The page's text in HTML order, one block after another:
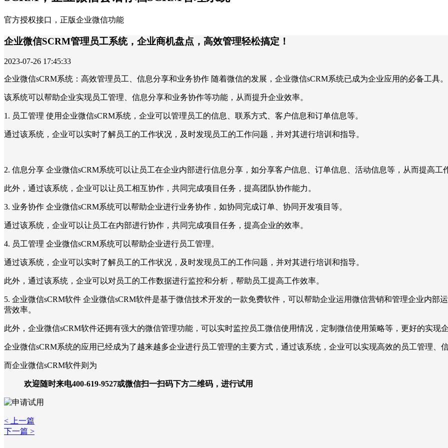
官方授权接口，正版企业微信功能
企业微信SCRM管理员工系统，企业商机盘点，高效管理轻松搞定！
2023-07-26 17:45:33
企业微信sCRM系统：高效管理员工、信息分享和业务协作 随着微信的发展，企业微信sCRM系统已成为企业应用的必备工具。
该系统可以帮助企业实现员工管理、信息分享和业务协作等功能，从而提升企业效率。
1. 员工管理 使用企业微信sCRM系统，企业可以管理员工的信息、联系方式、客户信息和订单信息等。
通过该系统，企业可以实时了解员工的工作状况，及时发现员工的工作问题，并对其进行培训和指导。
2. 信息分享 企业微信sCRM系统可以让员工在企业内部进行信息分享，如分享客户信息、订单信息、活动信息等，从而提高工
此外，通过该系统，企业可以让员工相互协作，共同完成项目任务，提高团队协作能力。
3. 业务协作 企业微信sCRM系统可以帮助企业进行业务协作，如协同完成订单、协同开发项目等。
通过该系统，企业可以让员工在内部进行协作，共同完成项目任务，提高企业的效率。
4. 员工管理 企业微信sCRM系统可以帮助企业进行员工管理。
通过该系统，企业可以实时了解员工的工作状况，及时发现员工的工作问题，并对其进行培训和指导。
此外，通过该系统，企业可以对员工的工作数据进行监控和分析，帮助员工提高工作效率。
5. 企业微信sCRM软件 企业微信sCRM软件是基于微信技术开发的一款免费软件，可以帮助企业运用微信营销和管理企业内
营效率。
此外，企业微信sCRM软件还拥有强大的微信管理功能，可以实时监控员工微信使用情况，定制微信使用策略等，更好的实现
企业微信sCRM系统的应用已经成为了越来越多企业进行员工管理的主要方式，通过该系统，企业可以实现高效的员工管理、
而企业微信sCRM软件则为
欢迎随时来电400-619-9527或微信扫一扫码下方二维码，进行试用
< 上一篇
下一篇 >